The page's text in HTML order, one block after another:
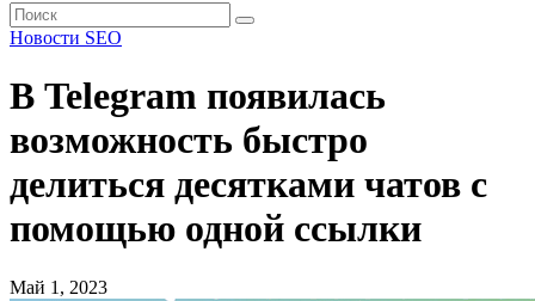
Новости SEO
В Telegram появилась
возможность быстро
делиться десятками чатов с
помощью одной ссылки
Май 1, 2023